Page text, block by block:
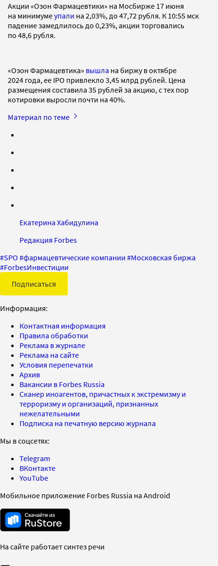
Акции «Озон Фармацевтики» на Мосбирже 17 июня
на минимумеупали на 2,03%, до 47,72 рубля. К 10:55 мск
падение замедлилось до 0,23%, акции торговались
по 48,6 рубля.
«Озон Фармацевтика» вышла на биржу в октябре
2024 года, ее IPO привлекло 3,45 млрд рублей. Цена
размещения составила 35 рублей за акцию, с тех пор
котировки выросли почти на 40%.
Материал по теме
Екатерина Хабидулина
Редакция Forbes
#SPO #фармацевтические компании #Московская биржа
#ForbesИнвестиции
Подписаться
Информация:
Контактная информация
Правила обработки
Реклама в журнале
Реклама на сайте
Условия перепечатки
Архив
Вакансии в Forbes Russia
Сканер иноагентов, причастных к экстремизму и
терроризму и организаций, признанных
нежелательными
Подписка на печатную версию журнала
Мы в соцсетях:
Telegram
ВКонтакте
YouTube
Мобильное приложение Forbes Russia на Android
На сайте работает синтез речи